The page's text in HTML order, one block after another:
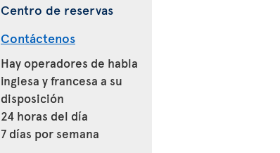
Centro de reservas
Contáctenos
Hay operadores de habla
inglesa y francesa a su
disposición
24 horas del día
7 días por semana